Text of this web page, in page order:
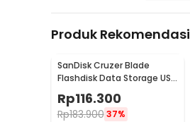
Produk Rekomendasi
SanDisk Cruzer Blade
Flashdisk Data Storage USB
2.0 Portable 16GB - SDCZ50
Rp116.300
Rp183.900 37%